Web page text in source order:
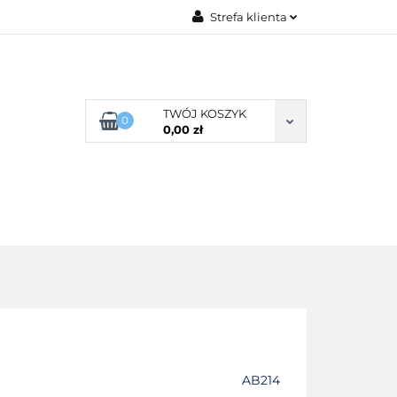
Strefa klienta
Dodaj zgłoszenie
0
TWÓJ KOSZYK
0,00 zł
AB214